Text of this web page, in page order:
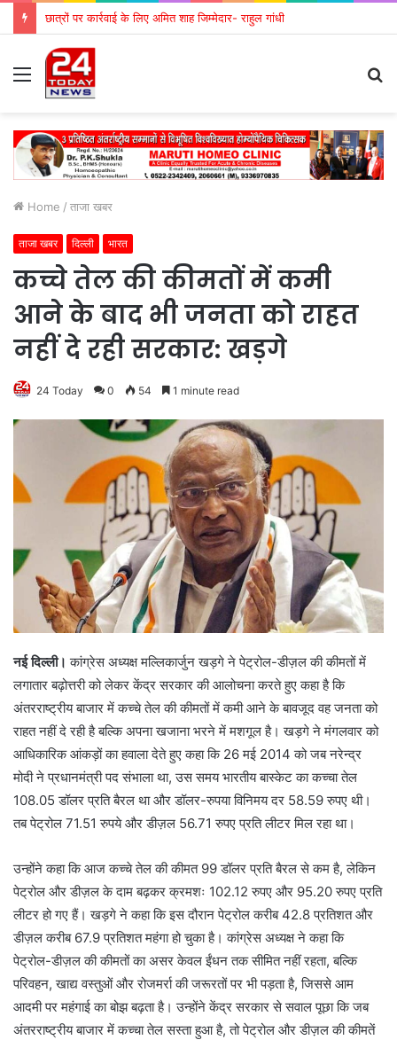
छात्रों पर कार्रवाई के लिए अमित शाह जिम्मेदार- राहुल गांधी
Menu
Home / ताजा खबर
ताजा खबर दिल्ली भारत
कच्चे तेल की कीमतों में कमी
आने के बाद भी जनता को राहत
नहीं दे रही सरकार: खड़गे
24 Today 0 54 1 minute read
नई दिल्ली। कांग्रेस अध्यक्ष मल्लिकार्जुन खड़गे ने पेट्रोल-डीज़ल की कीमतों में
लगातार बढ़ोत्तरी को लेकर केंद्र सरकार की आलोचना करते हुए कहा है कि
अंतरराष्ट्रीय बाजार में कच्चे तेल की कीमतों में कमी आने के बावजूद वह जनता को
राहत नहीं दे रही है बल्कि अपना खजाना भरने में मशगूल है। खड़गे ने मंगलवार को
आधिकारिक आंकड़ों का हवाला देते हुए कहा कि 26 मई 2014 को जब नरेन्द्र
मोदी ने प्रधानमंत्री पद संभाला था, उस समय भारतीय बास्केट का कच्चा तेल
108.05 डॉलर प्रति बैरल था और डॉलर-रुपया विनिमय दर 58.59 रुपए थी।
तब पेट्रोल 71.51 रुपये और डीज़ल 56.71 रुपए प्रति लीटर मिल रहा था।
उन्होंने कहा कि आज कच्चे तेल की कीमत 99 डॉलर प्रति बैरल से कम है, लेकिन
पेट्रोल और डीज़ल के दाम बढ़कर क्रमशः 102.12 रुपए और 95.20 रुपए प्रति
लीटर हो गए हैं। खड़गे ने कहा कि इस दौरान पेट्रोल करीब 42.8 प्रतिशत और
डीज़ल करीब 67.9 प्रतिशत महंगा हो चुका है। कांग्रेस अध्यक्ष ने कहा कि
पेट्रोल-डीज़ल की कीमतों का असर केवल ईंधन तक सीमित नहीं रहता, बल्कि
परिवहन, खाद्य वस्तुओं और रोजमर्रा की जरूरतों पर भी पड़ता है, जिससे आम
आदमी पर महंगाई का बोझ बढ़ता है। उन्होंने केंद्र सरकार से सवाल पूछा कि जब
अंतरराष्ट्रीय बाजार में कच्चा तेल सस्ता हुआ है, तो पेट्रोल और डीज़ल की कीमतें